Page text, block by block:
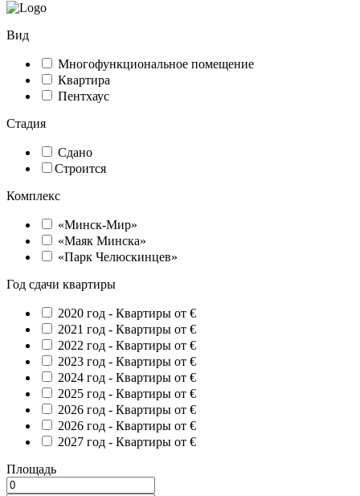
Вид
Многофункциональное помещение
Квартира
Пентхаус
Стадия
Сдано
Строится
Комплекс
«Минск-Мир»
«Маяк Минска»
«Парк Челюскинцев»
Год сдачи квартиры
2020 год - Квартиры от €
2021 год - Квартиры от €
2022 год - Квартиры от €
2023 год - Квартиры от €
2024 год - Квартиры от €
2025 год - Квартиры от €
2026 год - Квартиры от €
2026 год - Квартиры от €
2027 год - Квартиры от €
Площадь